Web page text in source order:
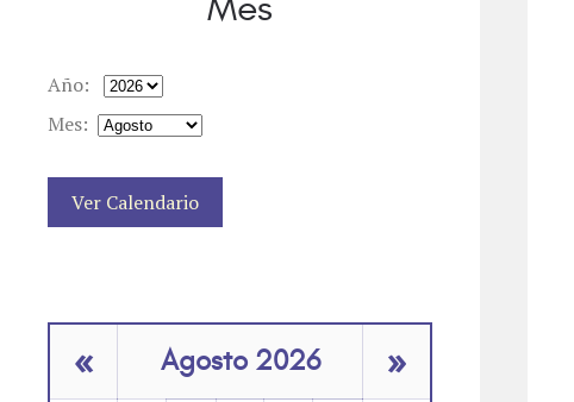
Año:
Mes:
Ver Calendario
« Agosto 2026 »